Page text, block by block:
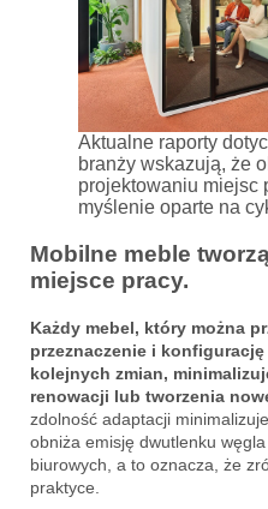
Aktualne raporty
branży wskazują, że
projektowaniu miejsc
myślenie oparte na
Mobilne meble
miejsce pracy.
Każdy mebel, który można
przeznaczenie i
kolejnych zmian,
renowacji lub tworzenia
zdolność adaptacji
obniża emisję dwutlenku
biurowych, a to oznacza, że
praktyce.